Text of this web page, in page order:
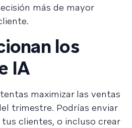
más de mayor
los
IA
maximizar las ventas
trimestre. Podrías enviar
clientes, o incluso crear